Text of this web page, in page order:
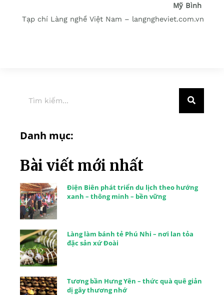
Mỹ Bình
Tạp chí Làng nghề Việt Nam – langngheviet.com.vn
Danh mục:
Bài viết mới nhất
Điện Biên phát triển du lịch theo hướng
xanh – thông minh – bền vững
Làng làm bánh tẻ Phú Nhi – nơi lan tỏa
đặc sản xứ Đoài
Tương bần Hưng Yên – thức quà quê giản
dị gây thương nhớ